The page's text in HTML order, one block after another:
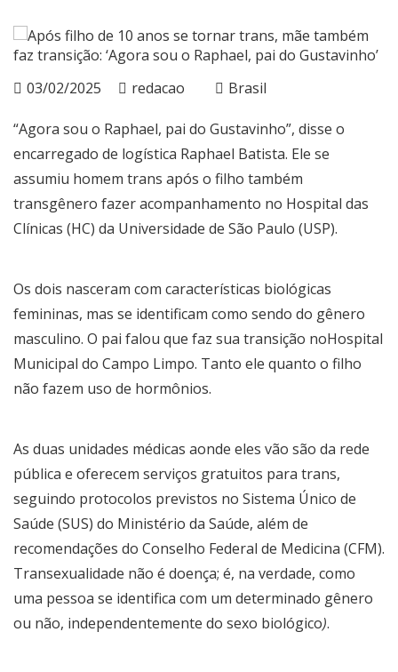
03/02/2025 redacao Brasil
“Agora sou o Raphael, pai do Gustavinho”, disse o
encarregado de logística Raphael Batista. Ele se
assumiu homem trans após o filho também
transgênero fazer acompanhamento no Hospital das
Clínicas (HC) da Universidade de São Paulo (USP).
Os dois nasceram com características biológicas
femininas, mas se identificam como sendo do gênero
masculino. O pai falou que faz sua transição noHospital
Municipal do Campo Limpo. Tanto ele quanto o filho
não fazem uso de hormônios.
As duas unidades médicas aonde eles vão são da rede
pública e oferecem serviços gratuitos para trans,
seguindo protocolos previstos no Sistema Único de
Saúde (SUS) do Ministério da Saúde, além de
recomendações do Conselho Federal de Medicina (CFM).
Transexualidade não é doença; é, na verdade, como
uma pessoa se identifica com um determinado gênero
ou não, independentemente do sexo biológico).